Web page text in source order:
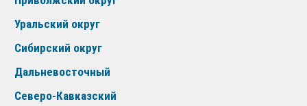
Уральский округ
Сибирский округ
Дальневосточный
Северо-Кавказский